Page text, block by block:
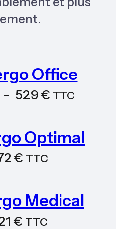
Office
– 529€Plage
prix :
492 €
TTC
Optimal
€ TTC
Medical
€ TTC